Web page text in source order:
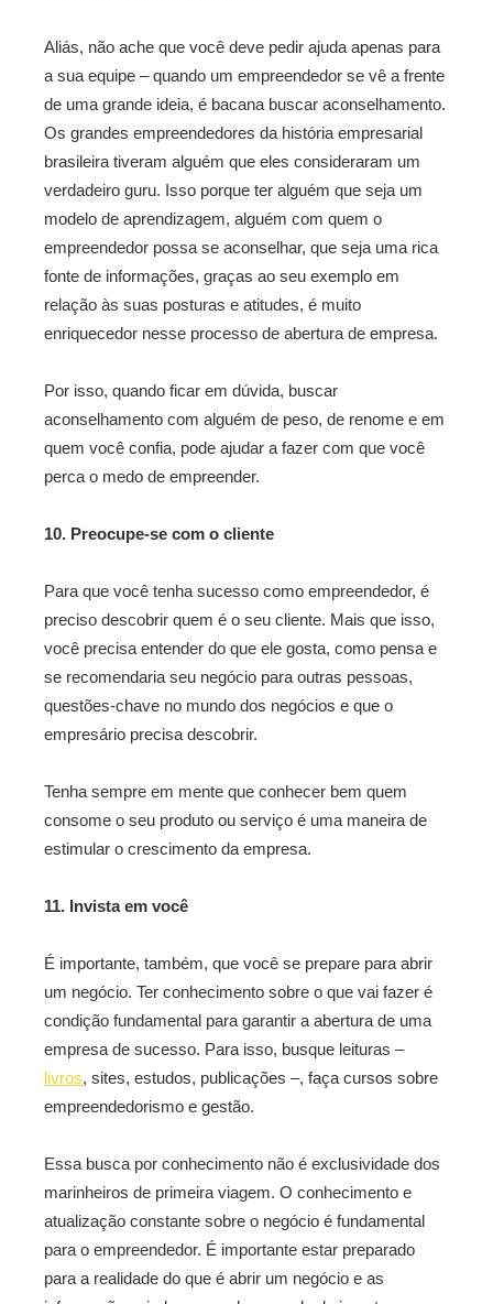
Aliás, não ache que você deve pedir ajuda apenas para
a sua equipe – quando um empreendedor se vê a frente
de uma grande ideia, é bacana buscar aconselhamento.
Os grandes empreendedores da história empresarial
brasileira tiveram alguém que eles consideraram um
verdadeiro guru. Isso porque ter alguém que seja um
modelo de aprendizagem, alguém com quem o
empreendedor possa se aconselhar, que seja uma rica
fonte de informações, graças ao seu exemplo em
relação às suas posturas e atitudes, é muito
enriquecedor nesse processo de abertura de empresa.
Por isso, quando ficar em dúvida, buscar
aconselhamento com alguém de peso, de renome e em
quem você confia, pode ajudar a fazer com que você
perca o medo de empreender.
10. Preocupe-se com o cliente
Para que você tenha sucesso como empreendedor, é
preciso descobrir quem é o seu cliente. Mais que isso,
você precisa entender do que ele gosta, como pensa e
se recomendaria seu negócio para outras pessoas,
questões-chave no mundo dos negócios e que o
empresário precisa descobrir.
Tenha sempre em mente que conhecer bem quem
consome o seu produto ou serviço é uma maneira de
estimular o crescimento da empresa.
11. Invista em você
É importante, também, que você se prepare para abrir
um negócio. Ter conhecimento sobre o que vai fazer é
condição fundamental para garantir a abertura de uma
empresa de sucesso. Para isso, busque leituras –
livros, sites, estudos, publicações –, faça cursos sobre
empreendedorismo e gestão.
Essa busca por conhecimento não é exclusividade dos
marinheiros de primeira viagem. O conhecimento e
atualização constante sobre o negócio é fundamental
para o empreendedor. É importante estar preparado
para a realidade do que é abrir um negócio e as